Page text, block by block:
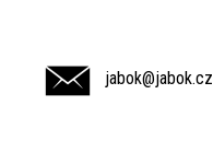
jabok@jabok.cz